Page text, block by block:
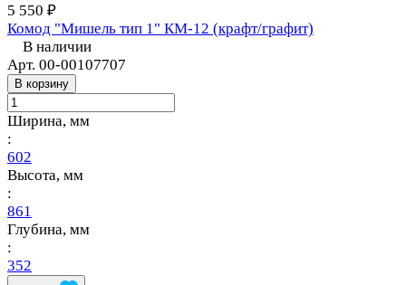
5 550 ₽
Комод "Мишель тип 1" КМ-12 (крафт/графит)
В наличии
Арт. 00-00107707
В корзину
Ширина, мм
:
602
Высота, мм
:
861
Глубина, мм
:
352